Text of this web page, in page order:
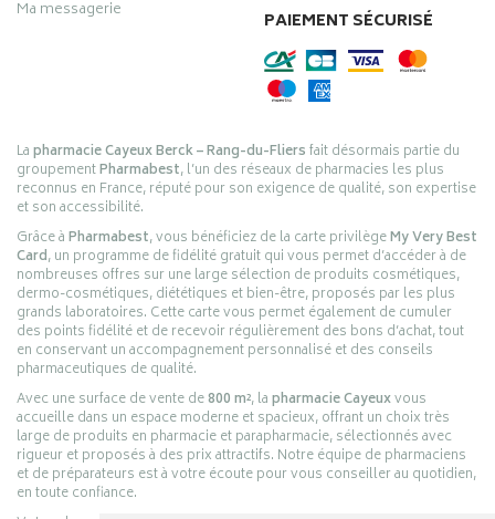
Ma messagerie
PAIEMENT SÉCURISÉ
Lapharmacie Cayeux Berck – Rang-du-Fliersfait désormais partie du
groupementPharmabest, l’un des réseaux de pharmacies les plus
reconnus en France, réputé pour son exigence de qualité, son expertise
et son accessibilité.
Grâce àPharmabest, vous bénéficiez de la carte privilègeMy Very Best
Card, un programme de fidélité gratuit qui vous permet d’accéder à de
nombreuses offres sur une large sélection de produits cosmétiques,
dermo-cosmétiques, diététiques et bien-être, proposés par les plus
grands laboratoires. Cette carte vous permet également de cumuler
des points fidélité et de recevoir régulièrement des bons d’achat, tout
en conservant un accompagnement personnalisé et des conseils
pharmaceutiques de qualité.
Avec une surface de vente de800 m², lapharmacie Cayeuxvous
accueille dans un espace moderne et spacieux, offrant un choix très
large de produits en pharmacie et parapharmacie, sélectionnés avec
rigueur et proposés à des prix attractifs. Notre équipe de pharmaciens
et de préparateurs est à votre écoute pour vous conseiller au quotidien,
en toute confiance.